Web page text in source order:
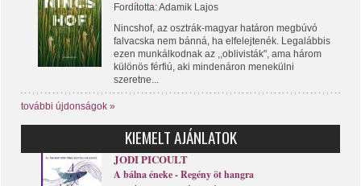
Fordította: Adamik Lajos
Nincshof, az osztrák-magyar határon megbúvó
falvacska nem bánná, ha elfelejtenék. Legalábbis
ezen munkálkodnak az ,,oblivisták", ama három
különös férfiú, aki mindenáron menekülni
szeretne...
további újdonságok »
KIEMELT AJÁNLATOK
JODI PICOULT
A bálna éneke - Regény öt hangra